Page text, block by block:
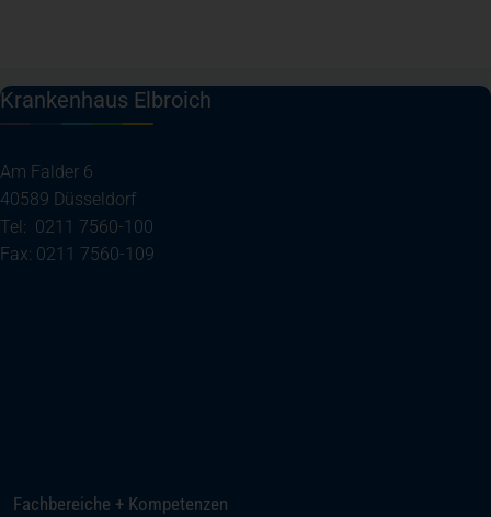
Krankenhaus Elbroich
Am Falder 6
40589 Düsseldorf
Tel: 0211 7560-100
Fax: 0211 7560-109
Fachbereiche + Kompetenzen